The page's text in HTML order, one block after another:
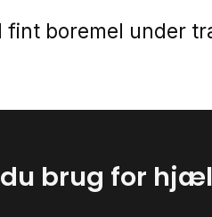
fint boremel under
brug for